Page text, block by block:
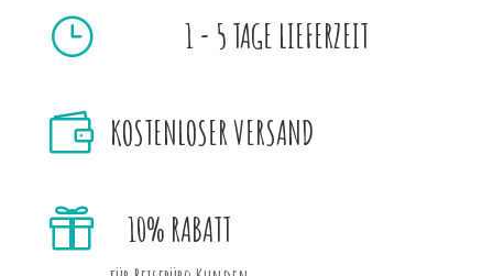
} 1 - 5 TAGE LIEFERZEIT
 KOSTENLOSER VERSAND
 10% RABATT